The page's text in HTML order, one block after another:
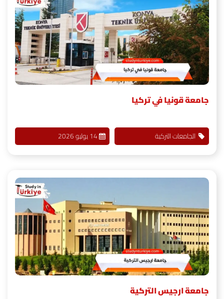
جامعة قونيا في تركيا
الجامعات التركية 14 يوليو 2026
جامعة ارجيس التركية